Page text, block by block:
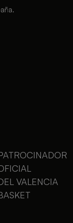
VALENCIA